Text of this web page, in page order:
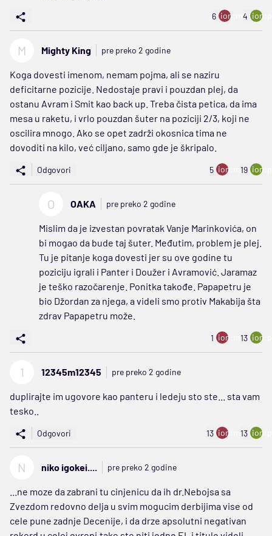
6 ion:minus
4
M Mighty King pre preko 2 godine
Koga dovesti imenom, nemam pojma, ali se naziru
deficitarne pozicije. Nedostaje pravi i pouzdan plej, da
ostanu Avram i Smit kao back up. Treba čista petica, da ima
mesa u raketu, i vrlo pouzdan šuter na poziciji 2/3, koji ne
oscilira mnogo. Ako se opet zadrži okosnica tima ne
dovoditi na kilo, već ciljano, samo gde je škripalo.
Odgovori 5 ion:minus
19
O OAKA pre preko 2 godine
Mislim da je izvestan povratak Vanje Marinkovića, on
bi mogao da bude taj šuter. Međutim, problem je plej.
Tu je pitanje koga dovesti jer su ove godine tu
poziciju igrali i Panter i Doužer i Avramović. Jaramaz
je teško razočarenje. Ponitka takođe. Papapetru je
bio Džordan za njega, a videli smo protiv Makabija šta
zdrav Papapetru može.
1 ion:minus
13
1 12345m12345 pre preko 2 godine
duplirajte im ugovore kao panteru i ledeju sto ste... sta vam
tesko..
Odgovori 13 ion:minus
13
N niko igokei.... pre preko 2 godine
...ne moze da zabrani tu cinjenicu da ih dr.Nebojsa sa
Zvezdom redovno delja u svim mogucim derbijima vise od
cele pune zadnje Decenije, i da drze apsolutni negativan